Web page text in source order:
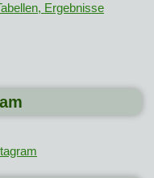
Ergebnisse